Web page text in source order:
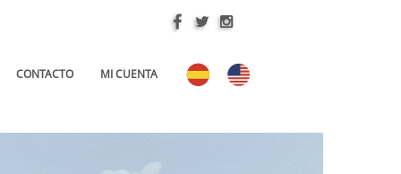
CONTACTO MI CUENTA